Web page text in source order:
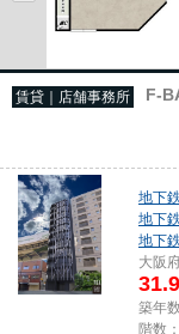
賃貸｜店舗事務所 F-
地下
地下
地下
大阪
31.9
築年
階数